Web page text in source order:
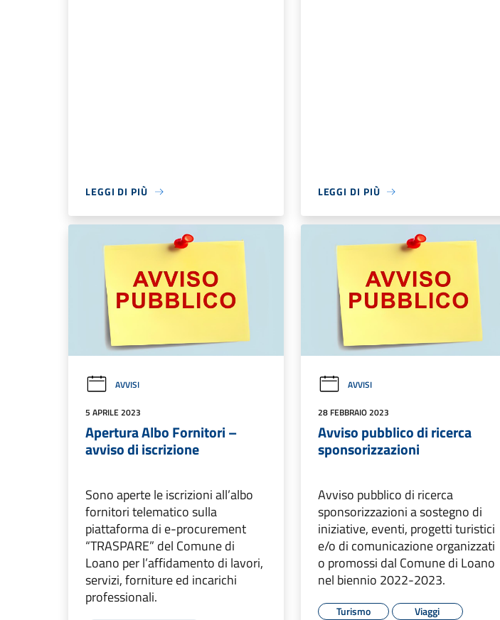
LEGGI DI PIÙ LEGGI DI PIÙ
AVVISI
5 APRILE 2023
Apertura Albo Fornitori –
avviso di iscrizione
Sono aperte le iscrizioni all’albo
fornitori telematico sulla
piattaforma di e-procurement
“TRASPARE” del Comune di
Loano per l’affidamento di lavori,
servizi, forniture ed incarichi
professionali.
AVVISI
28 FEBBRAIO 2023
Avviso pubblico di ricerca
sponsorizzazioni
Avviso pubblico di ricerca
sponsorizzazioni a sostegno di
iniziative, eventi, progetti turistici
e/o di comunicazione organizzati
o promossi dal Comune di Loano
nel biennio 2022-2023.
Turismo Viaggi